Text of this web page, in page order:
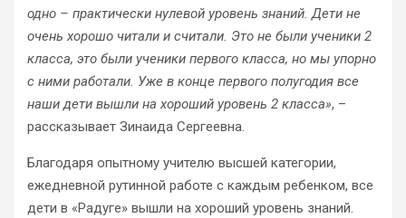
одно – практически нулевой уровень знаний. Дети не
очень хорошо читали и считали. Это не были ученики 2
класса, это были ученики первого класса, но мы упорно
с ними работали. Уже в конце первого полугодия все
наши дети вышли на хороший уровень 2 класса», –
рассказывает Зинаида Сергеевна.
Благодаря опытному учителю высшей категории,
ежедневной рутинной работе с каждым ребенком, все
дети в «Радуге» вышли на хороший уровень знаний.